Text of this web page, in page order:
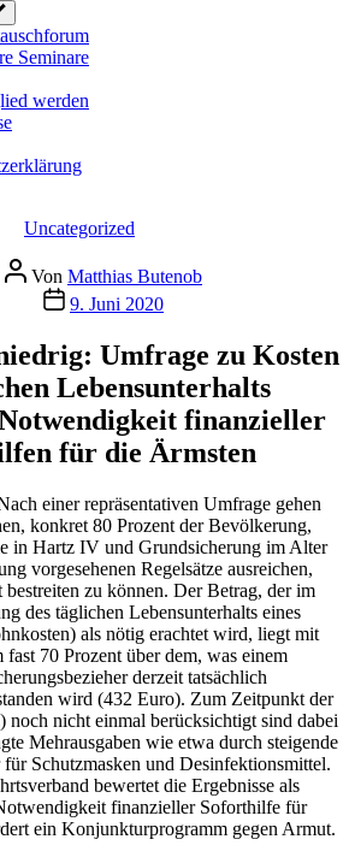
Seminare
werden
Kategorien
Uncategorized
Beitragsautor
Von Matthias Butenob
Veröffentlichungsdatum
9. Juni 2020
Umfrage zu Kosten
Lebensunterhalts
finanzieller
für die Ärmsten
einer repräsentativen Umfrage gehen
konkret 80 Prozent der Bevölkerung,
in Hartz IV und Grundsicherung im Alter
vorgesehenen Regelsätze ausreichen,
bestreiten zu können. Der Betrag, der im
des täglichen Lebensunterhalts eines
als nötig erachtet wird, liegt mit
70 Prozent über dem, was einem
derzeit tatsächlich
wird (432 Euro). Zum Zeitpunkt der
nicht einmal berücksichtigt sind dabei
Mehrausgaben wie etwa durch steigende
Schutzmasken und Desinfektionsmittel.
bewertet die Ergebnisse als
finanzieller Soforthilfe für
ein Konjunkturprogramm gegen Armut.